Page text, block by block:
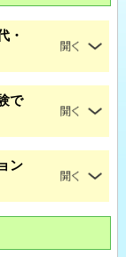
・
で
ン